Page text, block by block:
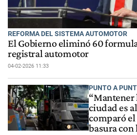
REFORMA DEL SISTEMA AUTOMOTOR
El Gobierno eliminó 60
registral automotor
04-02-2026 11:33
PUNTO A
ciudad es
comparó el
basura con